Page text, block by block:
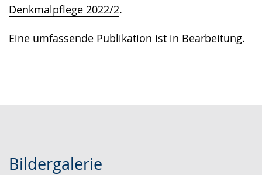
Denkmalpflege 2022/2.
Eine umfassende Publikation ist in Bearbeitung.
Bildergalerie